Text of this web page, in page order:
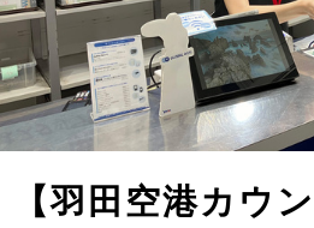
【羽田空港カウ